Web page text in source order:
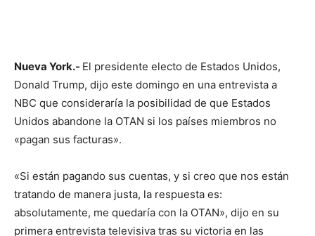
Nueva York.- El presidente electo de Estados Unidos,
Donald Trump, dijo este domingo en una entrevista a
NBC que consideraría la posibilidad de que Estados
Unidos abandone la OTAN si los países miembros no
«pagan sus facturas».
«Si están pagando sus cuentas, y si creo que nos están
tratando de manera justa, la respuesta es:
absolutamente, me quedaría con la OTAN», dijo en su
primera entrevista televisiva tras su victoria en las